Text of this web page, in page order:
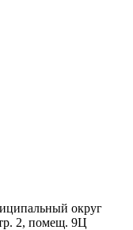
округ
2, помещ. 9Ц